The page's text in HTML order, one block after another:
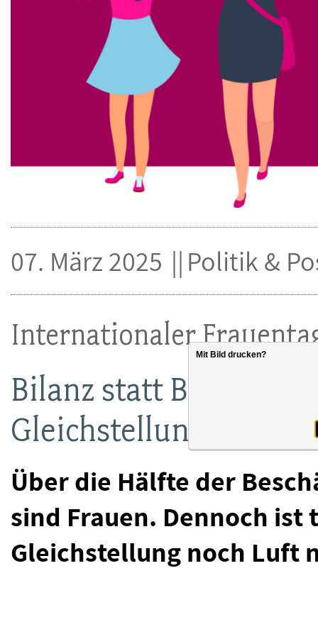
Internationaler
Bilanz statt Blumen:
Gleichstellung?
Über die Hälfte der
sind Frauen. Dennoch
Gleichstellung noch Luft
07. März 2025 Politik &
Mit Bild drucken?